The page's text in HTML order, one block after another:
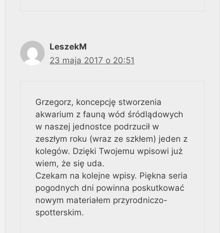
LeszekM
23 maja 2017 o 20:51
Grzegorz, koncepcję stworzenia
akwarium z fauną wód śródlądowych
w naszej jednostce podrzucił w
zeszłym roku (wraz ze szkłem) jeden z
kolegów. Dzięki Twojemu wpisowi już
wiem, że się uda.
Czekam na kolejne wpisy. Piękna seria
pogodnych dni powinna poskutkować
nowym materiałem przyrodniczo-
spotterskim.